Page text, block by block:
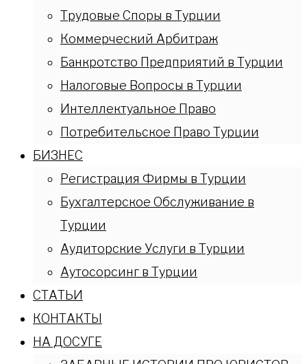
Трудовые Споры в Турции
Коммерческий Арбитраж
Банкротство Предприятий в Турции
Налоговые Вопросы в Турции
Интеллектуальное Право
Потребительское Право Турции
БИЗНЕС
Регистрация Фирмы в Турции
Бухгалтерское Обслуживание в
Турции
Аудиторские Услуги в Турции
Аутосорсинг в Турции
СТАТЬИ
КОНТАКТЫ
НА ДОСУГЕ